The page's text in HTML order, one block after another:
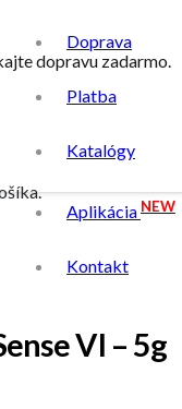
dopravu zadarmo.
Doprava
Platba
Katalógy
Aplikácia NEW
Kontakt
VI – 5g